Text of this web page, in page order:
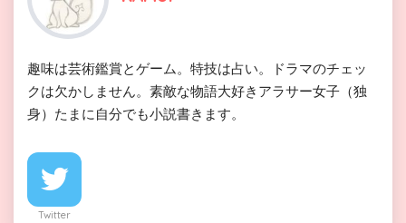
趣味は芸術鑑賞とゲーム。特技は占い。ドラマのチェッ
クは欠かしません。素敵な物語大好きアラサー女子（独
身）たまに自分でも小説書きます。
Twitter